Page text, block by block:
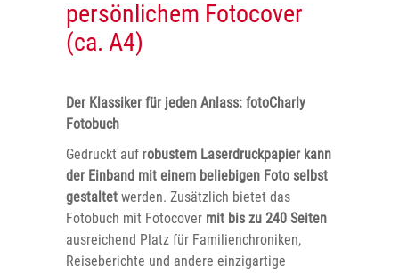
persönlichem Fotocover
(ca. A4)
Der Klassiker für jeden Anlass: fotoCharly
Fotobuch
Gedruckt auf robustem Laserdruckpapier kann
der Einband mit einem beliebigen Foto selbst
gestaltet werden. Zusätzlich bietet das
Fotobuch mit Fotocover mit bis zu 240 Seiten
ausreichend Platz für Familienchroniken,
Reiseberichte und andere einzigartige